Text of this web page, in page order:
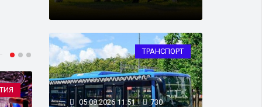
ОБЩЕСТВО
ТРАНСПОРТ
05.08.2026 11:51 730